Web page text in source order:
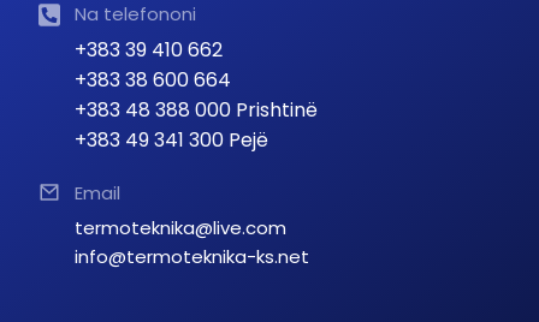
Na telefononi
+383 39 410 662
+383 38 600 664
+383 48 388 000 Prishtinë
+383 49 341 300 Pejë
Email
termoteknika@live.com
info@termoteknika-ks.net